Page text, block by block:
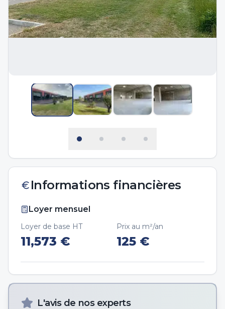
Informations financières
Loyer mensuel
Loyer de base HT
11,573 €
Prix au m²/an
125 €
L'avis de nos experts